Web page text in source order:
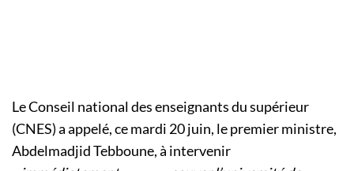
Le Conseil national des enseignants du supérieur
(CNES) a appelé, ce mardi 20 juin, le premier ministre,
Abdelmadjid Tebboune, à intervenir